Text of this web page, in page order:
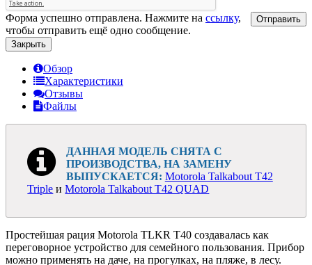
Отправить
Форма успешно отправлена. Нажмите на ссылку,
чтобы отправить ещё одно сообщение.
Закрыть
Обзор
Характеристики
Отзывы
Файлы
ДАННАЯ МОДЕЛЬ СНЯТА С
ПРОИЗВОДСТВА, НА ЗАМЕНУ
ВЫПУСКАЕТСЯ: Motorola Talkabout T42
Triple иMotorola Talkabout T42 QUAD
Простейшая рация Motorola TLKR T40 создавалась как
переговорное устройство для семейного пользования. Прибор
можно применять на даче, на прогулках, на пляже, в лесу.